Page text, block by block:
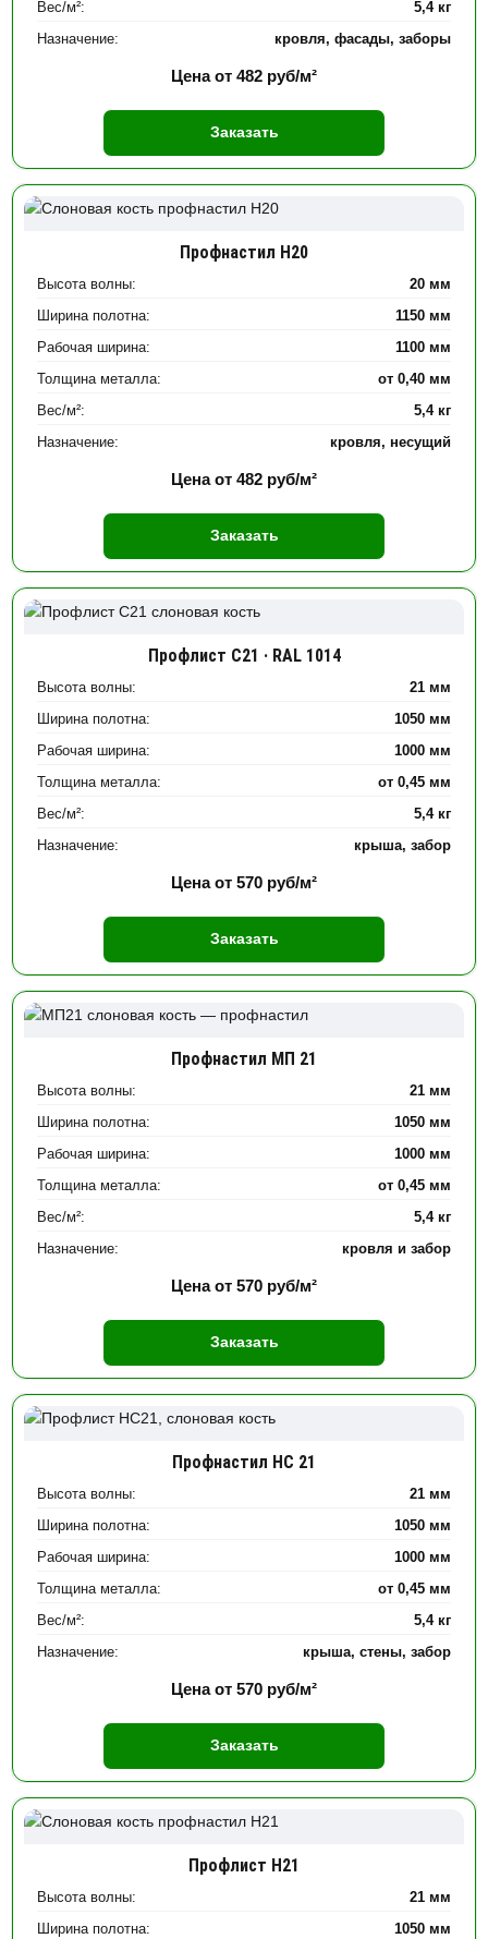
Вес/м²:
5,4 кг
Назначение:
кровля, фасады, заборы
Цена от 482 руб/м²
Заказать
Профнастил Н20
Высота волны:
20 мм
Ширина полотна:
1150 мм
Рабочая ширина:
1100 мм
Толщина металла:
от 0,40 мм
Вес/м²:
5,4 кг
Назначение:
кровля, несущий
Цена от 482 руб/м²
Заказать
Профлист С21 · RAL 1014
Высота волны:
21 мм
Ширина полотна:
1050 мм
Рабочая ширина:
1000 мм
Толщина металла:
от 0,45 мм
Вес/м²:
5,4 кг
Назначение:
крыша, забор
Цена от 570 руб/м²
Заказать
Профнастил МП 21
Высота волны:
21 мм
Ширина полотна:
1050 мм
Рабочая ширина:
1000 мм
Толщина металла:
от 0,45 мм
Вес/м²:
5,4 кг
Назначение:
кровля и забор
Цена от 570 руб/м²
Заказать
Профнастил НС 21
Высота волны:
21 мм
Ширина полотна:
1050 мм
Рабочая ширина:
1000 мм
Толщина металла:
от 0,45 мм
Вес/м²:
5,4 кг
Назначение:
крыша, стены, забор
Цена от 570 руб/м²
Заказать
Профлист Н21
Высота волны:
21 мм
Ширина полотна:
1050 мм